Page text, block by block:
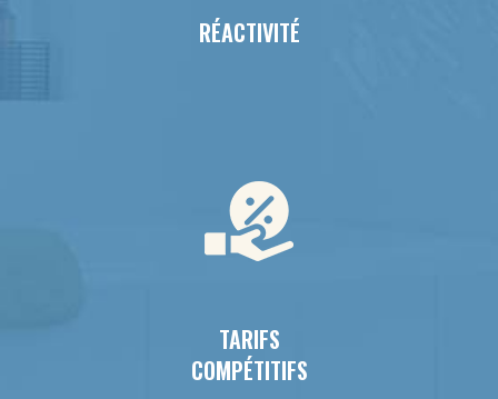
RÉACTIVITÉ
TARIFS
COMPÉTITIFS